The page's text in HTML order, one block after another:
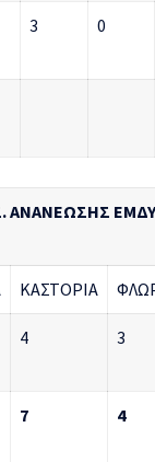
3 0
ΑΝΑΝΕΩΣΗΣ
ΚΑΣΤΟΡΙΑ
4 3
7 4